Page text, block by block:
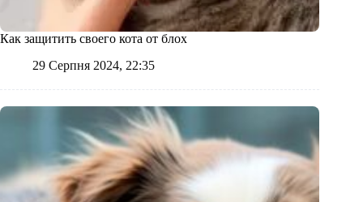
Как защитить своего кота от блох
29 Серпня 2024, 22:35